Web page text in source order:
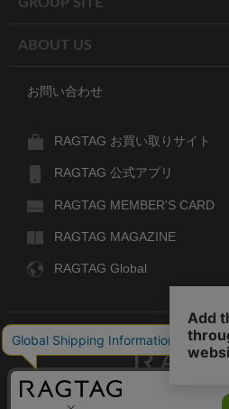
ABOUT US
お問い合わせ
RAGTAG お買い取りサイト
RAGTAG 公式アプリ
RAGTAG MEMBER'S CARD
RAGTAG MAGAZINE
RAGTAG Global
デザイナーズブランドのユーズ